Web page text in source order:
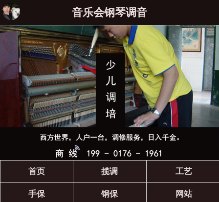
音乐会钢琴调音
首页 揽调 工艺
手保 钢保 网站